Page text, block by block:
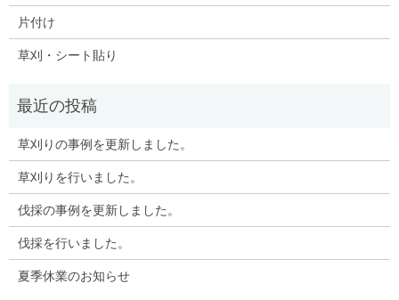
片付け
草刈・シート貼り
草刈りの事例を更新しました。
草刈りを行いました。
伐採の事例を更新しました。
伐採を行いました。
夏季休業のお知らせ